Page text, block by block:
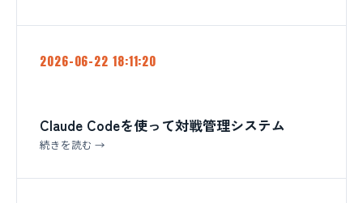
2026-06-22 18:11:20
Claude Codeを使って対戦管理システム
続きを読む →